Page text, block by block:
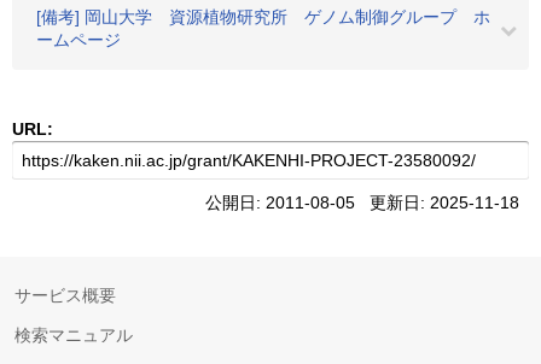
[備考] 岡山大学 資源植物研究所 ゲノム制御グループ ホ
ームページ
URL:
公開日: 2011-08-05 更新日: 2025-11-18
サービス概要
検索マニュアル